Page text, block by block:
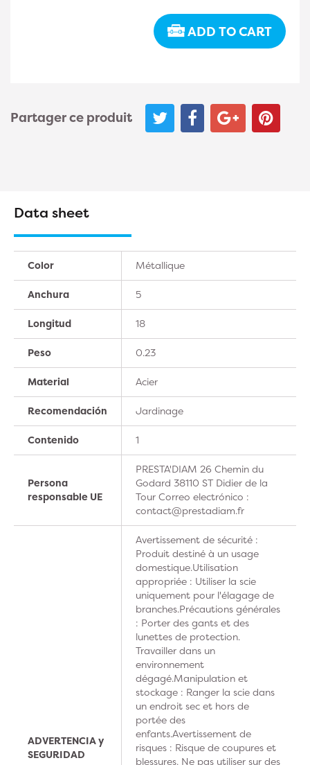
ADD TO CART
Partager ce produit
Data sheet
Color Métallique
Anchura 5
Longitud 18
Peso 0.23
Material Acier
Recomendación Jardinage
Contenido 1
Persona
responsable UE
PRESTA'DIAM 26 Chemin du
Godard 38110 ST Didier de la
Tour Correo electrónico :
contact@prestadiam.fr
ADVERTENCIA y
SEGURIDAD
Avertissement de sécurité :
Produit destiné à un usage
domestique.Utilisation
appropriée : Utiliser la scie
uniquement pour l'élagage de
branches.Précautions générales
: Porter des gants et des
lunettes de protection.
Travailler dans un
environnement
dégagé.Manipulation et
stockage : Ranger la scie dans
un endroit sec et hors de
portée des
enfants.Avertissement de
risques : Risque de coupures et
blessures. Ne pas utiliser sur des